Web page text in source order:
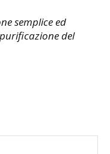
semplice ed
del